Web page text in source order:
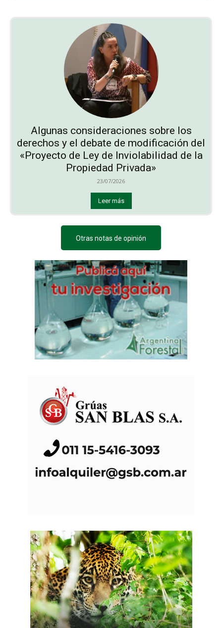
Algunas consideraciones sobre los
derechos y el debate de modificación del
«Proyecto de Ley de Inviolabilidad de la
Propiedad Privada»
23/07/2026
Leer más
Otras notas de opinión